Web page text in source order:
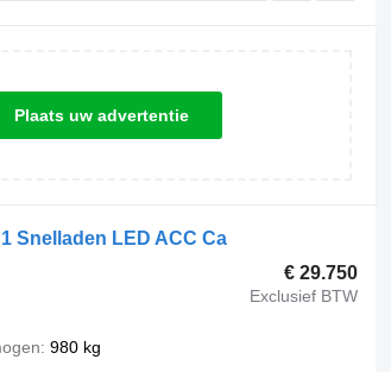
Plaats uw advertentie
Snelladen LED ACC Ca
€ 29.750
Exclusief BTW
980 kg